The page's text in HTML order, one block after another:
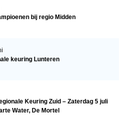
bij regio Midden
keuring Lunteren
Keuring Zuid – Zaterdag 5 juli
Water, De Mortel